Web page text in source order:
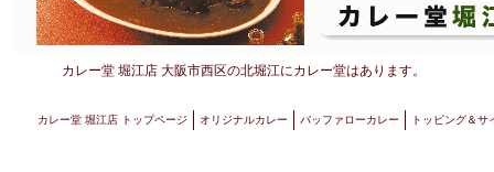
カレー堂 堀江店大阪市西区の北堀江にカレー堂はあります。
カレー堂 堀江店 トップページ オリジナルカレー バッファローカレー トッピング＆サ